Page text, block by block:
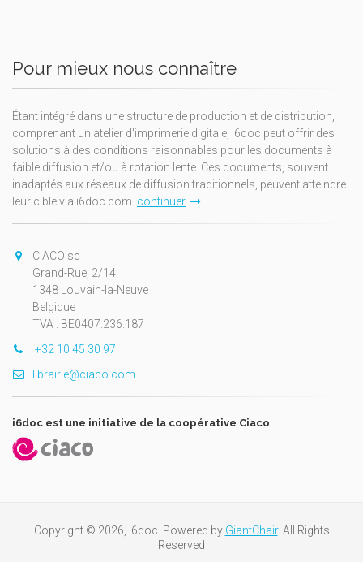
Pour mieux nous connaître
Étant intégré dans une structure de production et de distribution,
comprenant un atelier d'imprimerie digitale, i6doc peut offrir des
solutions à des conditions raisonnables pour les documents à
faible diffusion et/ou à rotation lente. Ces documents, souvent
inadaptés aux réseaux de diffusion traditionnels, peuvent atteindre
leur cible via i6doc.com. continuer
CIACO sc
Grand-Rue, 2/14
1348 Louvain-la-Neuve
Belgique
TVA : BE0407.236.187
+32 10 45 30 97
librairie@ciaco.com
i6doc est une initiative de la coopérative Ciaco
Copyright © 2026, i6doc. Powered by GiantChair. All Rights
Reserved